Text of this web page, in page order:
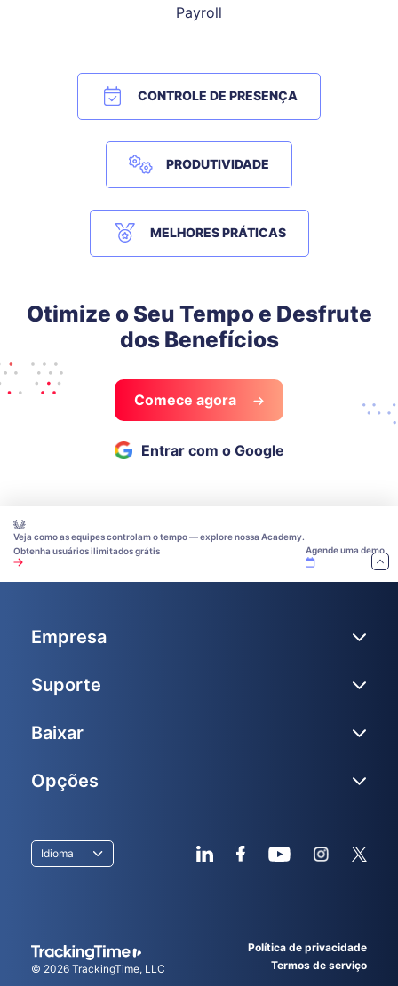
Payroll
CONTROLE DE PRESENÇA
PRODUTIVIDADE
MELHORES PRÁTICAS
Otimize o Seu Tempo e Desfrute
dos Benefícios
Comece agora
Entrar com o Google
Veja como as equipes controlam o tempo — explore nossa Academy.
Obtenha usuários ilimitados grátis
Agende uma demo
© 2026 TrackingTime, LLC
Política de privacidade
Termos de serviço
Idioma
Empresa
Suporte
Baixar
Opções